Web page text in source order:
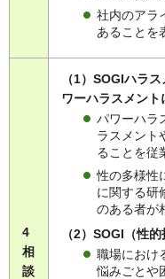
社内のアラ
あることを
4
相
談
（1）SOGIハラ
ワーハラスメント
パワーハラ
ラスメント
ることを従
性の多様性
に関する研
のある者が
（2）SOGI（性
職場におけ
悩みごとや